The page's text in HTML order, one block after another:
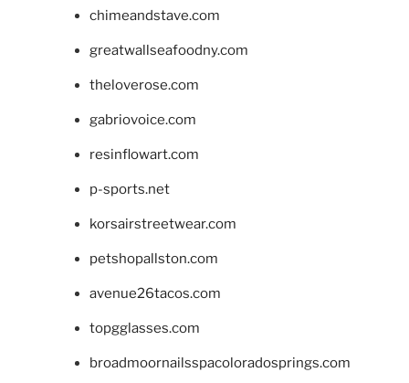
chimeandstave.com
greatwallseafoodny.com
theloverose.com
gabriovoice.com
resinflowart.com
p-sports.net
korsairstreetwear.com
petshopallston.com
avenue26tacos.com
topgglasses.com
broadmoornailsspacoloradosprings.com